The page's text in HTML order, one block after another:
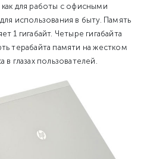
как для работы с офисными
использования в быту. Память
1 гигабайт. Четыре гигабайта
терабайта памяти на жестком
глазах пользователей.